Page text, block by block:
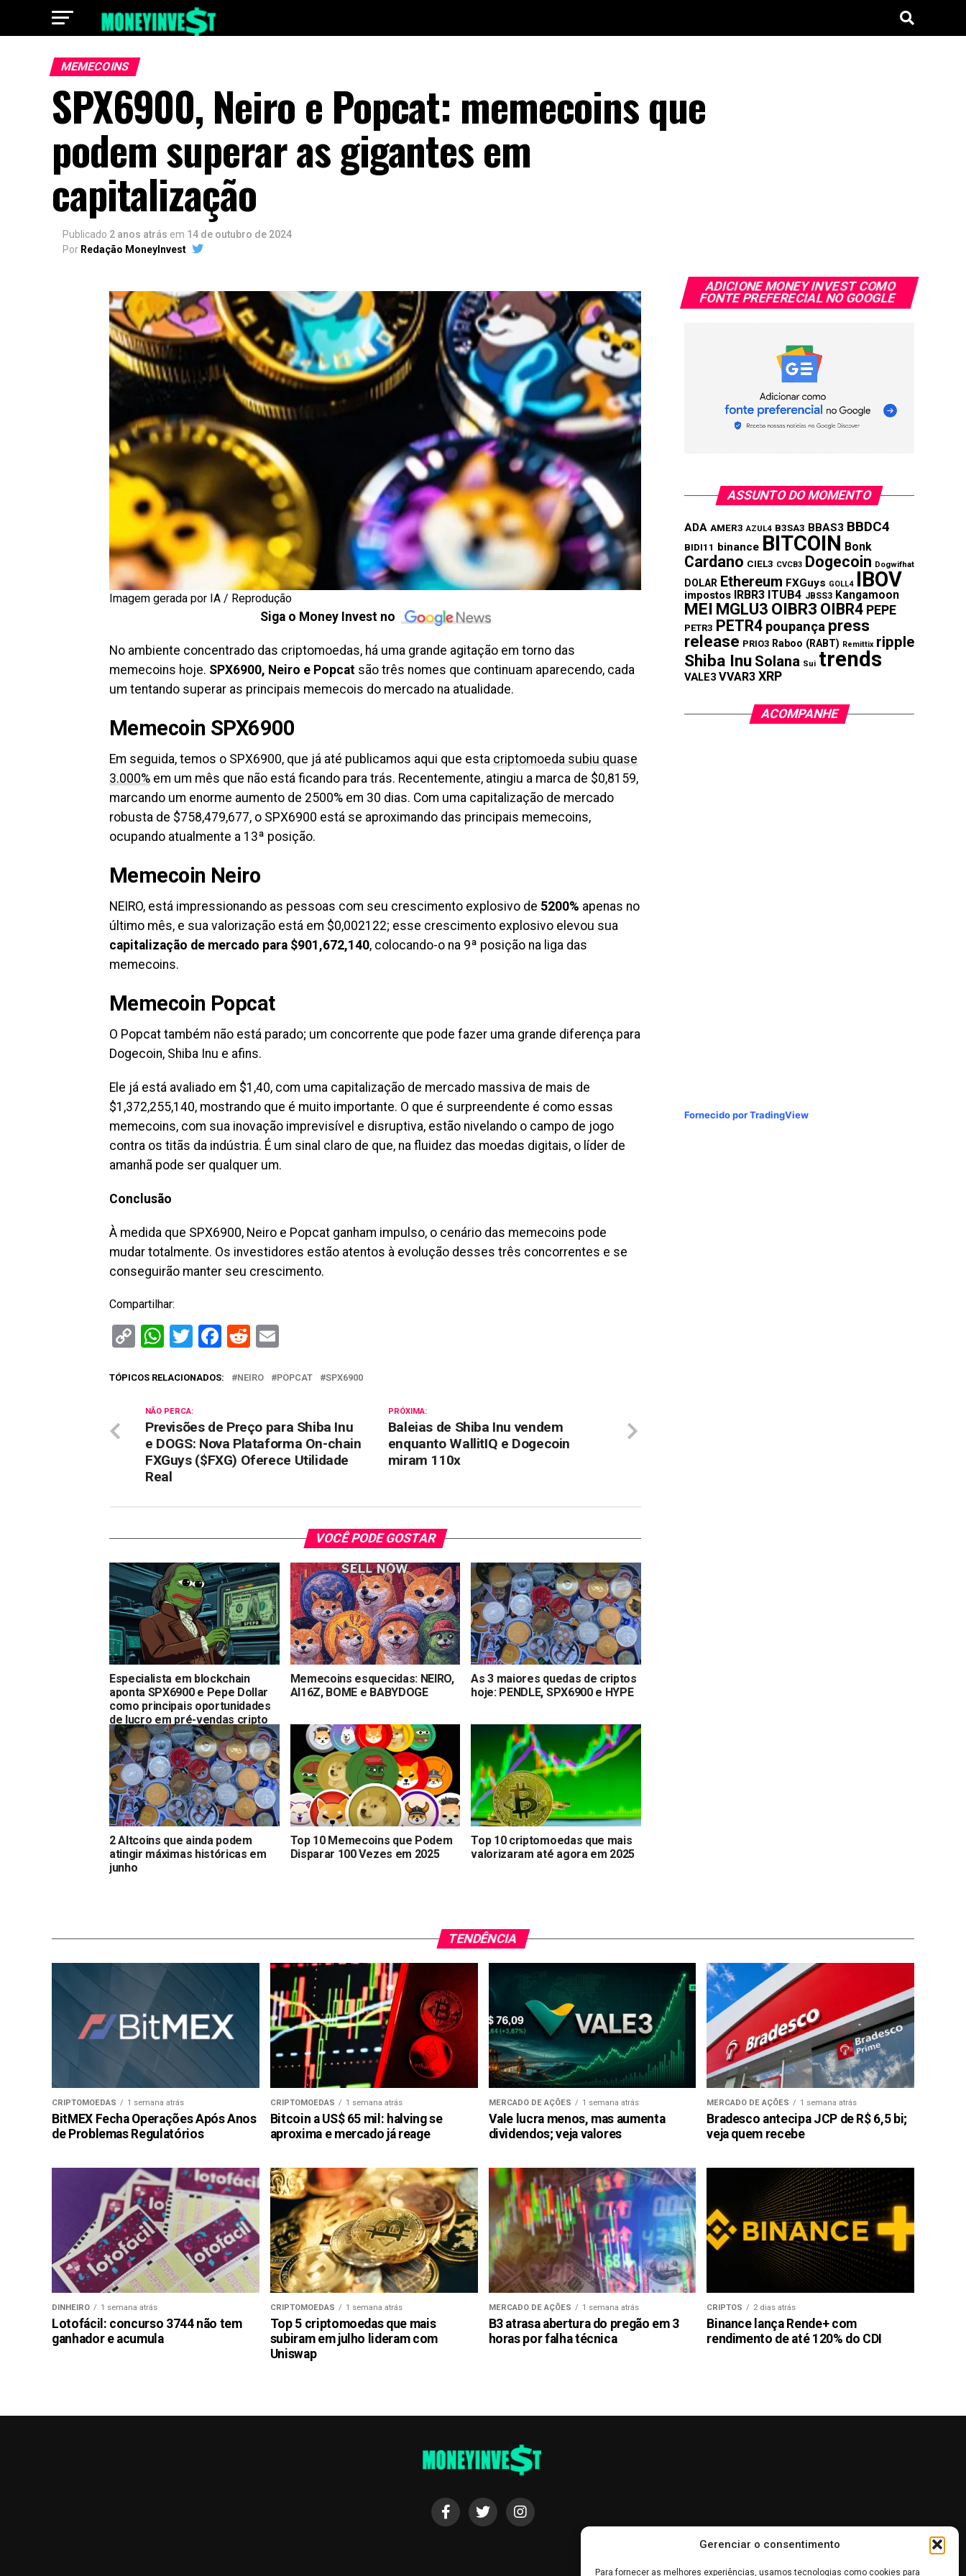
Gerenciar o consentimento
Para fornecer as melhores experiências, usamos tecnologias como cookies para
MEMECOINS
SPX6900, Neiro e Popcat: memecoins que
podem superar as gigantes em
capitalização
Publicado 2 anos atrás em 14 de outubro de 2024
Por Redação MoneyInvest
Imagem gerada por IA / Reprodução
Siga o Money Invest no
No ambiente concentrado das criptomoedas, há uma grande agitação em torno das
memecoins hoje. SPX6900, Neiro e Popcat são três nomes que continuam aparecendo, cada
um tentando superar as principais memecois do mercado na atualidade.
Memecoin SPX6900
Em seguida, temos o SPX6900, que já até publicamos aqui que esta criptomoeda subiu quase
3.000% em um mês que não está ficando para trás. Recentemente, atingiu a marca de $0,8159,
marcando um enorme aumento de 2500% em 30 dias. Com uma capitalização de mercado
robusta de $758,479,677, o SPX6900 está se aproximando das principais memecoins,
ocupando atualmente a 13ª posição.
Memecoin Neiro
NEIRO, está impressionando as pessoas com seu crescimento explosivo de 5200% apenas no
último mês, e sua valorização está em $0,002122; esse crescimento explosivo elevou sua
capitalização de mercado para $901,672,140, colocando-o na 9ª posição na liga das
memecoins.
Memecoin Popcat
O Popcat também não está parado; um concorrente que pode fazer uma grande diferença para
Dogecoin, Shiba Inu e afins.
Ele já está avaliado em $1,40, com uma capitalização de mercado massiva de mais de
$1,372,255,140, mostrando que é muito importante. O que é surpreendente é como essas
memecoins, com sua inovação imprevisível e disruptiva, estão nivelando o campo de jogo
contra os titãs da indústria. É um sinal claro de que, na fluidez das moedas digitais, o líder de
amanhã pode ser qualquer um.
Conclusão
À medida que SPX6900, Neiro e Popcat ganham impulso, o cenário das memecoins pode
mudar totalmente. Os investidores estão atentos à evolução desses três concorrentes e se
conseguirão manter seu crescimento.
Compartilhar:
CopyWhatsApp
Twitter
Facebook
Reddit
TÓPICOS RELACIONADOS: NEIRO POPCAT SPX6900
PRÓXIMA:
Baleias de Shiba Inu vendem
enquanto WallitIQ e Dogecoin
miram 110x
NÃO PERCA:
Previsões de Preço para Shiba Inu
e DOGS: Nova Plataforma On-chain
FXGuys ($FXG) Oferece Utilidade
Real
VOCÊ PODE GOSTAR
Especialista em blockchain
aponta SPX6900 e Pepe Dollar
como principais oportunidades
de lucro em pré-vendas cripto
Memecoins esquecidas: NEIRO,
AI16Z, BOME e BABYDOGE
As 3 maiores quedas de criptos
hoje: PENDLE, SPX6900 e HYPE
2 Altcoins que ainda podem
atingir máximas históricas em
junho
Top 10 Memecoins que Podem
Disparar 100 Vezes em 2025
Top 10 criptomoedas que mais
valorizaram até agora em 2025
ADICIONE MONEY INVEST COMO
FONTE PREFERECIAL NO GOOGLE
ASSUNTO DO MOMENTO
ADA AMER3 AZUL4 B3SA3 BBAS3 BBDC4
BIDI11 binance BITCOIN Bonk
Cardano CIEL3 CVCB3 Dogecoin Dogwifhat
DOLAR Ethereum FXGuys GOLL4 IBOV
impostos IRBR3 ITUB4 JBSS3 Kangamoon
MEI MGLU3 OIBR3 OIBR4 PEPE
PETR3 PETR4 poupança press
release PRIO3 Raboo (RABT) Remittix ripple
Shiba Inu Solana Sui trends
VALE3 VVAR3 XRP
ACOMPANHE
Fornecido por TradingView
TENDÊNCIA
CRIPTOMOEDAS 1 semana atrás
BitMEX Fecha Operações Após Anos
de Problemas Regulatórios
CRIPTOMOEDAS 1 semana atrás
Bitcoin a US$ 65 mil: halving se
aproxima e mercado já reage
MERCADO DE AÇÕES 1 semana atrás
Vale lucra menos, mas aumenta
dividendos; veja valores
MERCADO DE AÇÕES 1 semana atrás
Bradesco antecipa JCP de R$ 6,5 bi;
veja quem recebe
DINHEIRO 1 semana atrás
Lotofácil: concurso 3744 não tem
ganhador e acumula
CRIPTOMOEDAS 1 semana atrás
Top 5 criptomoedas que mais
subiram em julho lideram com
Uniswap
MERCADO DE AÇÕES 1 semana atrás
B3 atrasa abertura do pregão em 3
horas por falha técnica
CRIPTOS 2 dias atrás
Binance lança Rende+ com
rendimento de até 120% do CDI